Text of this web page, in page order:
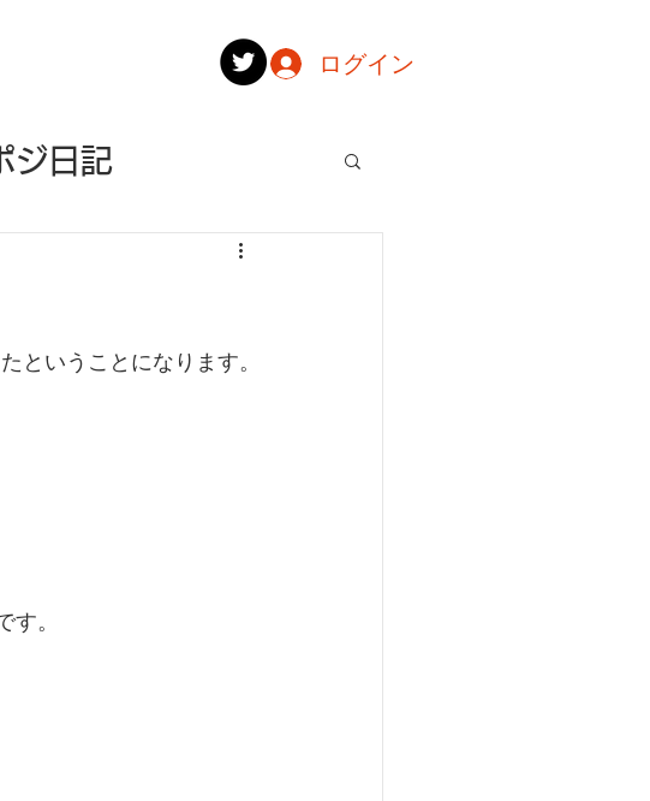
ログイン
ジ日記
き日記
本日記
ということになります。
。